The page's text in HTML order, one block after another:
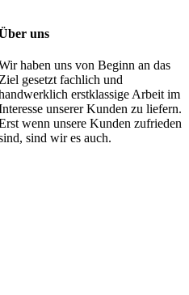
uns
haben uns von Beginn an das
Ziel gesetzt fachlich und
erstklassige Arbeit im
unserer Kunden zu liefern.
wenn unsere Kunden zufrieden
sind wir es auch.